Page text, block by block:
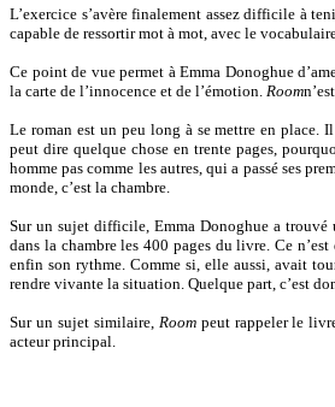
L’exercice s’avère finalement assez difficile à
capable de ressortir mot à mot, avec le
Ce point de vue permet à Emma Donoghue
la carte de l’innocence et de l’émotion. Room
Le roman est un peu long à se mettre en place.
peut dire quelque chose en trente pages,
homme pas comme les autres, qui a passé ses
monde, c’est la chambre.
Sur un sujet difficile, Emma Donoghue a trouvé
dans la chambre les 400 pages du livre. Ce
enfin son rythme. Comme si, elle aussi, avait
rendre vivante la situation. Quelque part, c’est
Sur un sujet similaire, Room peut rappeler le
acteur principal.